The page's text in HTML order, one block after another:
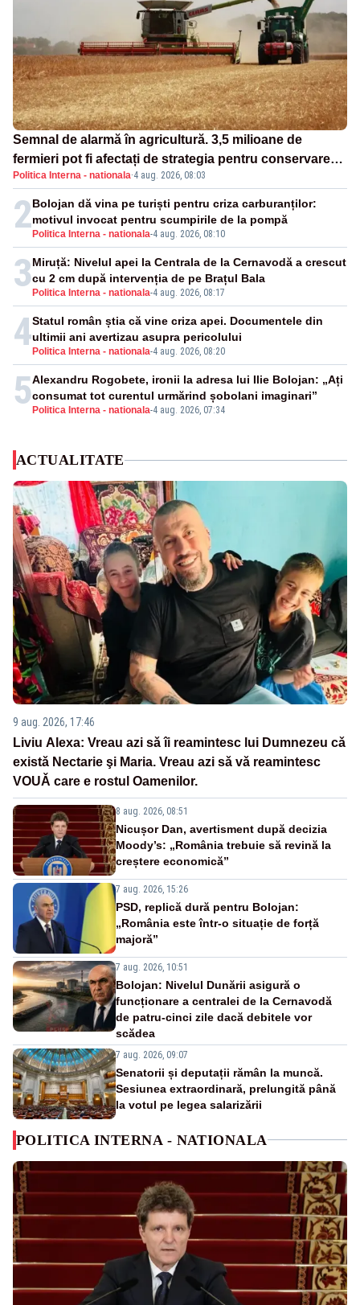
Semnal de alarmă în agricultură. 3,5 milioane de
fermieri pot fi afectați de strategia pentru conservarea
biodiversității
Politica Interna - nationala·4 aug. 2026, 08:03
2 Politica Interna - nationala-4 aug. 2026, 08:10
Bolojan dă vina pe turiști pentru criza carburanților:
motivul invocat pentru scumpirile de la pompă
3 Politica Interna - nationala-4 aug. 2026, 08:17
Miruță: Nivelul apei la Centrala de la Cernavodă a crescut
cu 2 cm după intervenția de pe Brațul Bala
4 Politica Interna - nationala-4 aug. 2026, 08:20
Statul român știa că vine criza apei. Documentele din
ultimii ani avertizau asupra pericolului
5 Politica Interna - nationala-4 aug. 2026, 07:34
Alexandru Rogobete, ironii la adresa lui Ilie Bolojan: „Ați
consumat tot curentul urmărind șobolani imaginari”
ACTUALITATE
9 aug. 2026, 17:46
Liviu Alexa: Vreau azi sǎ îi reamintesc lui Dumnezeu cǎ
existǎ Nectarie şi Maria. Vreau azi sǎ vǎ reamintesc
VOUǍ care e rostul Oamenilor.
8 aug. 2026, 08:51
Nicușor Dan, avertisment după decizia
Moody’s: „România trebuie să revină la
creștere economică”
7 aug. 2026, 15:26
PSD, replică dură pentru Bolojan:
„România este într-o situație de forță
majoră”
7 aug. 2026, 10:51
Bolojan: Nivelul Dunării asigură o
funcționare a centralei de la Cernavodă
de patru-cinci zile dacă debitele vor
scădea
7 aug. 2026, 09:07
Senatorii și deputații rămân la muncă.
Sesiunea extraordinară, prelungită până
la votul pe legea salarizării
POLITICA INTERNA - NATIONALA